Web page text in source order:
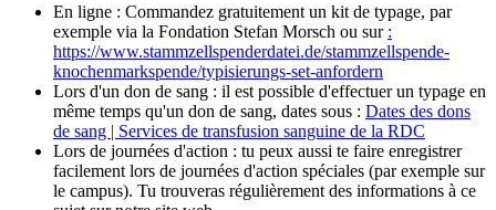
En ligne : Commandez gratuitement un kit de typage, par
exemple via la Fondation Stefan Morsch ou sur :
https://www.stammzellspenderdatei.de/stammzellspende-
knochenmarkspende/typisierungs-set-anfordern
Lors d'un don de sang : il est possible d'effectuer un typage en
même temps qu'un don de sang, dates sous : Dates des dons
de sang | Services de transfusion sanguine de la RDC
Lors de journées d'action : tu peux aussi te faire enregistrer
facilement lors de journées d'action spéciales (par exemple sur
le campus). Tu trouveras régulièrement des informations à ce